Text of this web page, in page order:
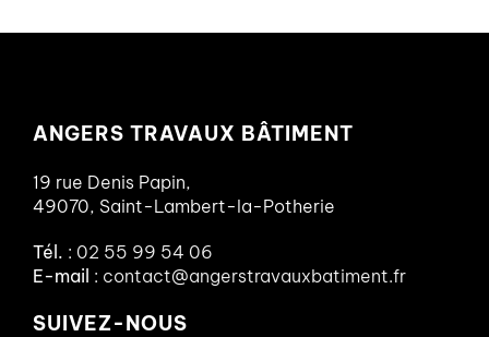
ANGERS TRAVAUX BÂTIMENT
19 rue Denis Papin,
49070, Saint-Lambert-la-Potherie
Tél. : 02 55 99 54 06
E-mail : contact@angerstravauxbatiment.fr
SUIVEZ-NOUS